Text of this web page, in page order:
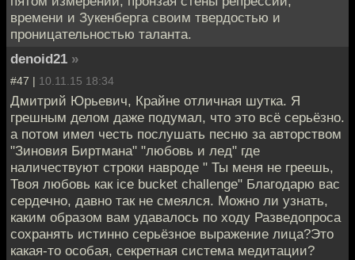
времени и Зукенберга своим твердостью и
проницательностью таланта.
denoid21 »
#47 | 10.11.15 18:34
Дмитрий Юрьевич, Крайне отличная шутка. Я
грешным делом даже подумал, что это всё серьёзно.
а потом имел честь послушать песню за авторством
"Зиновия Биртмана" "любовь и лед" где
наличествуют строки навроде " Ты меня не греешь,
Твоя любовь как ice bucket challenge" Благодарю вас
сердечно, давно так не смеялся. Можно ли узнать,
каким образом вам удавалось по ходу Разведопроса
сохранять истинно серьёзное выражение лица?Это
какая-то особая, секретная система медитации?